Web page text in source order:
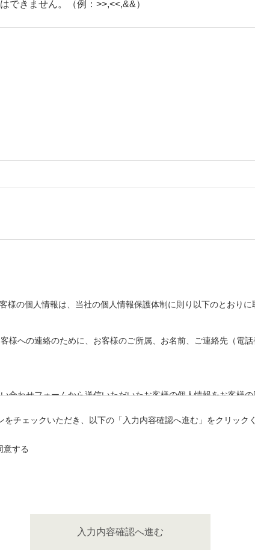
できません。（例：>>,<<,&&）
様の個人情報は、当社の個人情報保護体制に則り以下のとおり
様への連絡のために、お客様のご所属、お名前、ご連絡先（電
合わせフォームから送信いただいたお客様の個人情報をお客様
の任意で個人情報をラインズ株式会社にご提供いただけますが
情報収集の有無：このお問い合わせフォームからの送信には
チェックいただき、以下の「入力内容確認へ進む」をクリック
意する
入力内容確認へ進む